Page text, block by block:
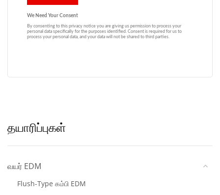
தயாரிப்புகள்
வயர் EDM
Flush-Type கம்பி EDM